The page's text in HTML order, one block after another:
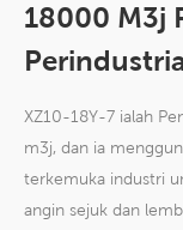
18000 M3j
XZ10-18Y-7 ialah
m3j, dan ia
terkemuka industri
angin sejuk dan